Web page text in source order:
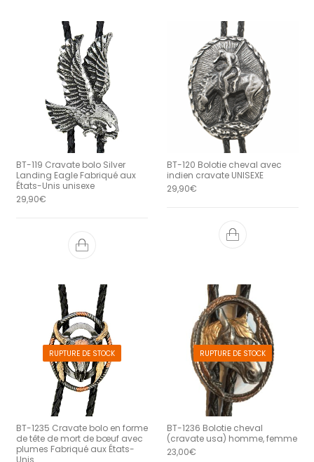
BT-119 Cravate bolo Silver
Landing Eagle Fabriqué aux
États-Unis unisexe
29,90€
BT-120 Bolotie cheval avec
indien cravate UNISEXE
29,90€
RUPTURE DE STOCK
BT-1235 Cravate bolo en forme
de tête de mort de bœuf avec
plumes Fabriqué aux États-
Unis
RUPTURE DE STOCK
BT-1236 Bolotie cheval
(cravate usa) homme, femme
23,00€